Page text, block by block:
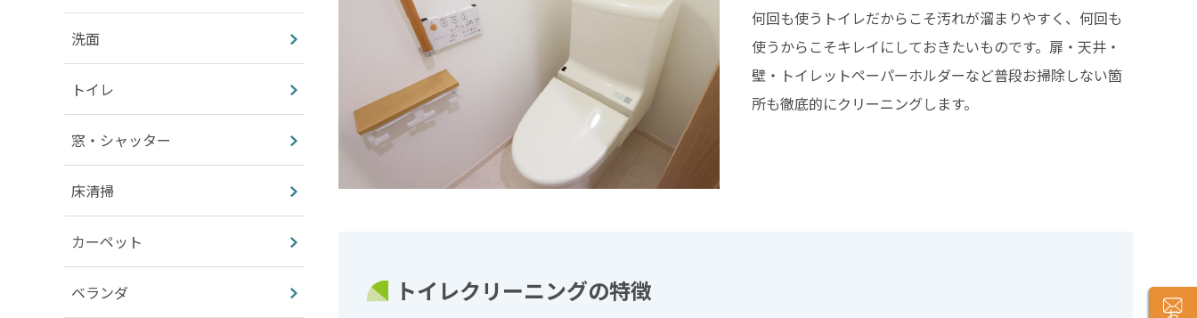
何回も使うトイレだからこそ汚れが溜まりやすく、何回も
使うからこそキレイにしておきたいものです。扉・天井・
壁・トイレットペーパーホルダーなど普段お掃除しない箇
所も徹底的にクリーニングします。
トイレクリーニングの特徴
洗面
トイレ
窓・シャッター
床清掃
カーペット
ベランダ